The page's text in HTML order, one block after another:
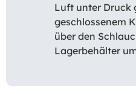
Luft unter Druck
geschlossenem
über den
Lagerbehälter